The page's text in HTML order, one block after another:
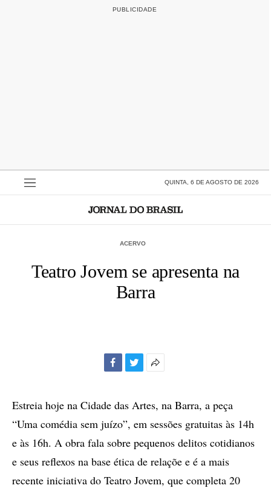
QUINTA, 6 DE AGOSTO DE 2026
ACERVO
Teatro Jovem se apresenta na
Barra
compartilhamento
Estreia hoje na Cidade das Artes, na Barra, a peça
“Uma comédia sem juízo”, em sessões gratuitas às 14h
e às 16h. A obra fala sobre pequenos delitos cotidianos
e seus reflexos na base ética de relaçõe e é a mais
recente iniciativa do Teatro Jovem, que completa 20